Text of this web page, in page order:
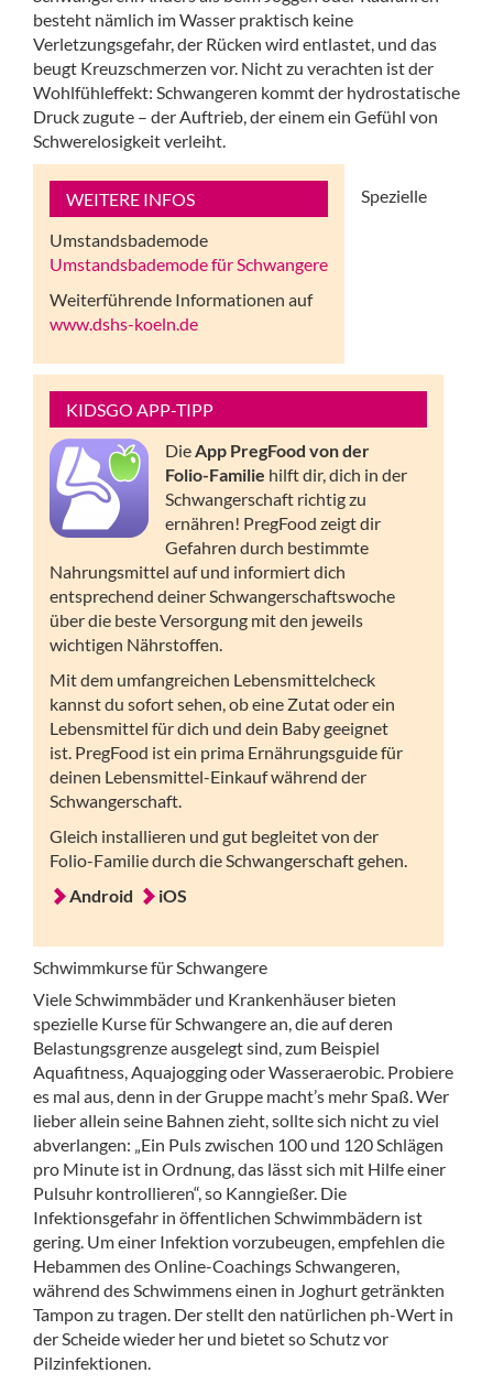
besteht nämlich im Wasser praktisch keine
Verletzungsgefahr, der Rücken wird entlastet, und das
beugt Kreuzschmerzen vor. Nicht zu verachten ist der
Wohlfühleffekt: Schwangeren kommt der hydrostatische
Druck zugute – der Auftrieb, der einem ein Gefühl von
Schwerelosigkeit verleiht.
WEITERE INFOS
Umstandsbademode
Umstandsbademode für Schwangere
Weiterführende Informationen auf
www.dshs-koeln.de
KIDSGO APP-TIPP
DieApp PregFood von der
Folio-Familie hilft dir, dich in der
Schwangerschaft richtig zu
ernähren! PregFood zeigt dir
Gefahren durch bestimmte
Nahrungsmittel auf und informiert dich
entsprechend deiner Schwangerschaftswoche
über die beste Versorgung mit den jeweils
wichtigen Nährstoffen.
Mit dem umfangreichen Lebensmittelcheck
kannst du sofort sehen, ob eine Zutat oder ein
Lebensmittel für dich und dein Baby geeignet
ist. PregFood ist ein prima Ernährungsguide für
deinen Lebensmittel-Einkauf während der
Schwangerschaft.
Gleich installieren und gut begleitet von der
Folio-Familie durch die Schwangerschaft gehen.
Android
iOS
Spezielle
Schwimmkurse für Schwangere
Viele Schwimmbäder und Krankenhäuser bieten
spezielle Kurse für Schwangere an, die auf deren
Belastungsgrenze ausgelegt sind, zum Beispiel
Aquafitness, Aquajogging oder Wasseraerobic. Probiere
es mal aus, denn in der Gruppe macht’s mehr Spaß. Wer
lieber allein seine Bahnen zieht, sollte sich nicht zu viel
abverlangen: „Ein Puls zwischen 100 und 120 Schlägen
pro Minute ist in Ordnung, das lässt sich mit Hilfe einer
Pulsuhr kontrollieren“, so Kanngießer. Die
Infektionsgefahr in öffentlichen Schwimmbädern ist
gering. Um einer Infektion vorzubeugen, empfehlen die
Hebammen des Online-Coachings Schwangeren,
während des Schwimmens einen in Joghurt getränkten
Tampon zu tragen. Der stellt den natürlichen ph-Wert in
der Scheide wieder her und bietet so Schutz vor
Pilzinfektionen.